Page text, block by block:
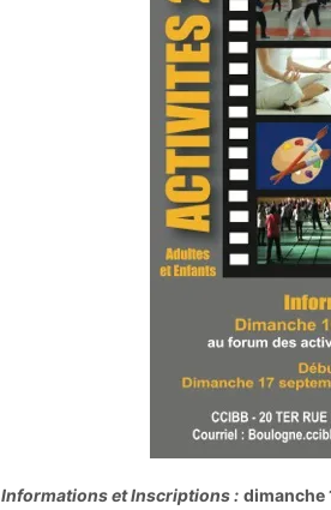
Informations et Inscriptions : dimanche